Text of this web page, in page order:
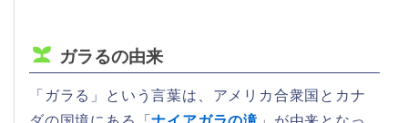
ガラるの由来
「ガラる」という言葉は、アメリカ合衆国とカナ